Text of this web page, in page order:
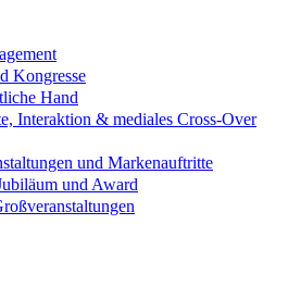
Kongresse
Hand
Interaktion & mediales Cross-Over
und Markenauftritte
und Award